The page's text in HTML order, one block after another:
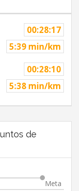
00:28:17
5:39 min/km
00:28:10
5:38 min/km
de
Meta